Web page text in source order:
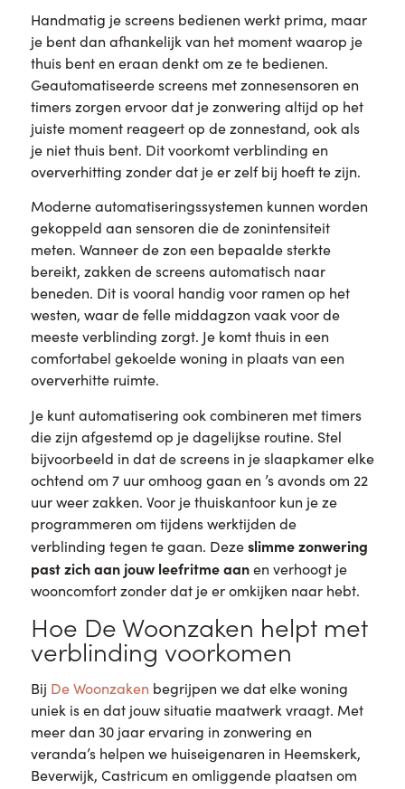
Handmatig je screens bedienen werkt prima, maar
je bent dan afhankelijk van het moment waarop je
thuis bent en eraan denkt om ze te bedienen.
Geautomatiseerde screens met zonnesensoren en
timers zorgen ervoor dat je zonwering altijd op het
juiste moment reageert op de zonnestand, ook als
je niet thuis bent. Dit voorkomt verblinding en
oververhitting zonder dat je er zelf bij hoeft te zijn.
Moderne automatiseringssystemen kunnen worden
gekoppeld aan sensoren die de zonintensiteit
meten. Wanneer de zon een bepaalde sterkte
bereikt, zakken de screens automatisch naar
beneden. Dit is vooral handig voor ramen op het
westen, waar de felle middagzon vaak voor de
meeste verblinding zorgt. Je komt thuis in een
comfortabel gekoelde woning in plaats van een
oververhitte ruimte.
Je kunt automatisering ook combineren met timers
die zijn afgestemd op je dagelijkse routine. Stel
bijvoorbeeld in dat de screens in je slaapkamer elke
ochtend om 7 uur omhoog gaan en ’s avonds om 22
uur weer zakken. Voor je thuiskantoor kun je ze
programmeren om tijdens werktijden de
verblinding tegen te gaan. Dezeslimme zonwering
past zich aan jouw leefritme aanen verhoogt je
wooncomfort zonder dat je er omkijken naar hebt.
Hoe De Woonzaken helpt met
verblinding voorkomen
Bij De Woonzaken begrijpen we dat elke woning
uniek is en dat jouw situatie maatwerk vraagt. Met
meer dan 30 jaar ervaring in zonwering en
veranda’s helpen we huiseigenaren in Heemskerk,
Beverwijk, Castricum en omliggende plaatsen om